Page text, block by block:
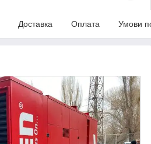
Доставка Оплата Умови